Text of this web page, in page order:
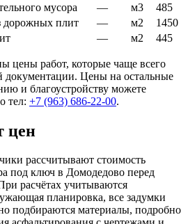
мусора
— м3
485
дорожных плит
— м2
1450
— м2 445
цены работ, которые чаще всего
документации. Цены на остальные
и благоустройству можете
тел: +7 (963) 686-22-00.
цен
рассчитывают стоимость
под ключ в Домодедово перед
расчётах учитываются
планировка, все задумки
подбираются материалы, подробно